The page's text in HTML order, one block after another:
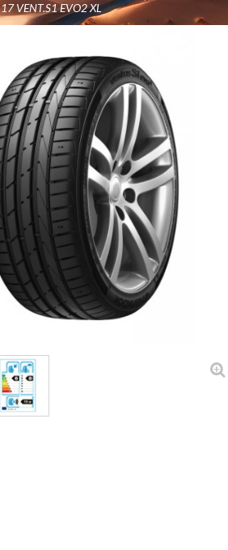
VENT.S1 EVO2 XL